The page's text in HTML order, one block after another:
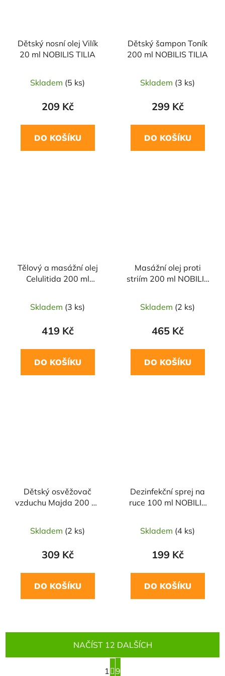
Dětský nosní olej Vilík
20 ml NOBILIS TILIA
Skladem (5 ks)
209 Kč
DO KOŠÍKU
Dětský šampon Toník
200 ml NOBILIS TILIA
Skladem (3 ks)
299 Kč
DO KOŠÍKU
Tělový a masážní olej
Celulitida 200 ml
Skladem (3 ks)
419 Kč
DO KOŠÍKU
Masážní olej proti
striím 200 ml NOBILIS
Skladem (2 ks)
465 Kč
DO KOŠÍKU
Dětský osvěžovač
vzduchu Majda 200 ml
Skladem (2 ks)
309 Kč
DO KOŠÍKU
Dezinfekční sprej na
ruce 100 ml NOBILIS
Skladem (4 ks)
199 Kč
DO KOŠÍKU
NAČÍST 12 DALŠÍCH
S
t
1
9